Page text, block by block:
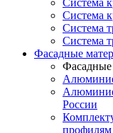
Система
Система
Система
Система
Фасадные
России
профилям